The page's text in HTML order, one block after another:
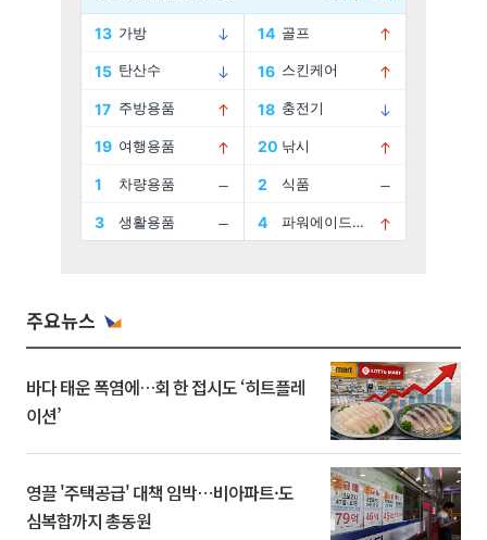
주요뉴스
바다 태운 폭염에…회 한 접시도 ‘히트플레
이션’
영끌 '주택공급' 대책 임박⋯비아파트·도
심복합까지 총동원